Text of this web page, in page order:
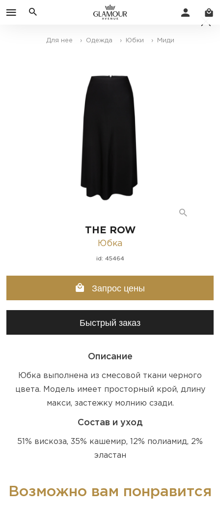
Для нее › Одежда › Юбки › Миди
THE ROW
Юбка
id: 45464
Запрос цены
Быстрый заказ
Описание
Юбка выполнена из смесовой ткани черного
цвета. Модель имеет просторный крой, длину
макси, застежку молнию сзади.
Состав и уход
51% вискоза, 35% кашемир, 12% полиамид, 2%
эластан
Возможно вам понравится